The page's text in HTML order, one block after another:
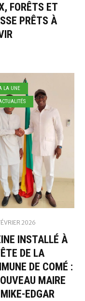
FORÊTS ET
PRÊTS À
LA UNE
2026
INSTALLÉ À
DE LA
DE COMÉ :
MAIRE
EDGAR